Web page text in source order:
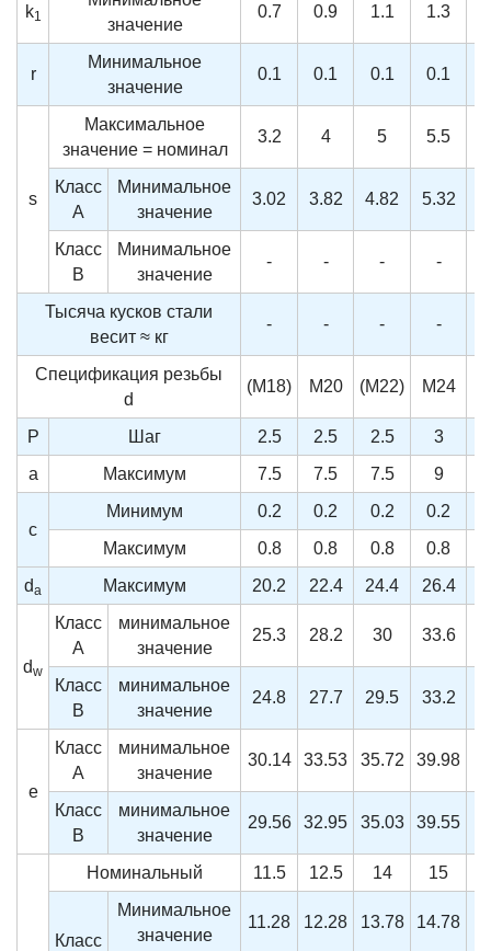
k1
значение
0.7 0.9 1.1 1.3
r
Минимальное
значение
0.1 0.1 0.1 0.1
s
Максимальное
значение = номинал
3.2 4 5 5.5
Класс
A
Минимальное
значение
3.02 3.82 4.82 5.32
Класс
B
Минимальное
значение
- - - -
Тысяча кусков стали
весит ≈ кг
- - - -
Спецификация резьбы
d
(M18) M20 (M22) M24
P Шаг 2.5 2.5 2.5
3
a
Максимум 7.5 7.5 7.5 9
c
Минимум 0.2 0.2 0.2 0.2
Максимум
0.8 0.8 0.8 0.8
da Максимум 20.2 22.4 24.4 26.4
dw
Класс
A
минимальное
значение
25.3 28.2 30 33.6
Класс
B
минимальное
значение
24.8 27.7 29.5 33.2
e
Класс
A
минимальное
значение
30.14 33.53 35.72 39.98
Класс
B
минимальное
значение
29.56 32.95 35.03 39.55
Номинальный 11.5 12.5 14 15
Класс
Минимальное
значение
11.28 12.28 13.78 14.78